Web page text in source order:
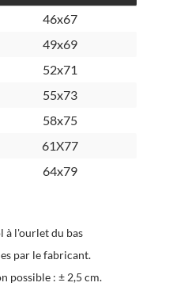
46x67
49x69
52x71
55x73
58x75
61X77
64x79
à l'ourlet du bas
par le fabricant.
possible : ± 2,5 cm.